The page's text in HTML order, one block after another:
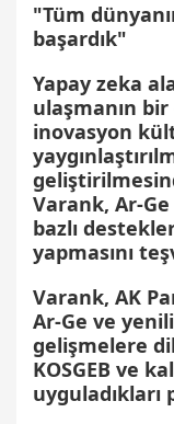
"Tüm
başardık"
Yapay zeka
ulaşmanın bir
inovasyon
Varank, Ar-
bazlı
yapmasını
Varank, AK
Ar-Ge ve
gelişmelere
KOSGEB ve
uyguladıkları